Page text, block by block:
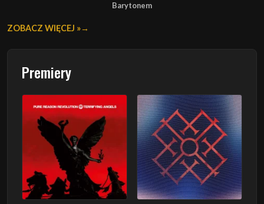
Barytonem
ZOBACZ WIĘCEJ »
Premiery